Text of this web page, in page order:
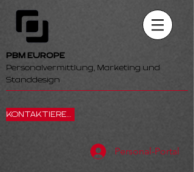
PBM EUROPE
Personalvermittlung, Marketing und
Standdesign
KONTAKTIEREN SIE UNS
Personal-Portal